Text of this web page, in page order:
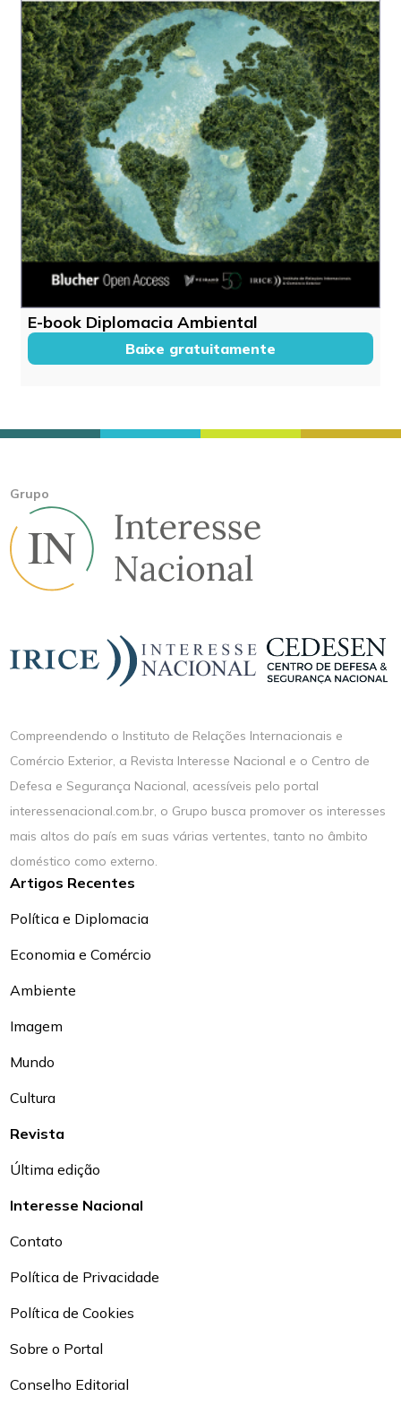
E-book Diplomacia Ambiental
Baixe gratuitamente
Grupo
Compreendendo o Instituto de Relações Internacionais e
Comércio Exterior, a Revista Interesse Nacional e o Centro de
Defesa e Segurança Nacional, acessíveis pelo portal
interessenacional.com.br, o Grupo busca promover os interesses
mais altos do país em suas várias vertentes, tanto no âmbito
doméstico como externo.
Artigos Recentes
Política e Diplomacia
Economia e Comércio
Ambiente
Imagem
Mundo
Cultura
Revista
Última edição
Interesse Nacional
Contato
Política de Privacidade
Política de Cookies
Sobre o Portal
Conselho Editorial